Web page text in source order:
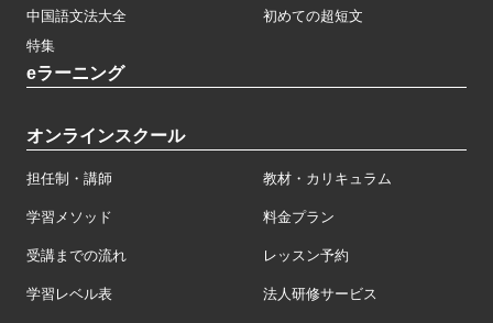
中国語文法大全
初めての超短文
特集
eラーニング
オンラインスクール
担任制・講師 教材・カリキュラム
学習メソッド 料金プラン
受講までの流れ レッスン予約
学習レベル表 法人研修サービス